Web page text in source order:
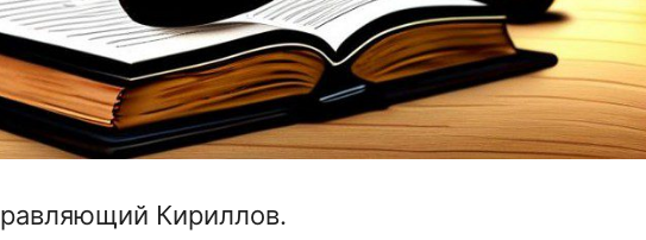
Кириллов.